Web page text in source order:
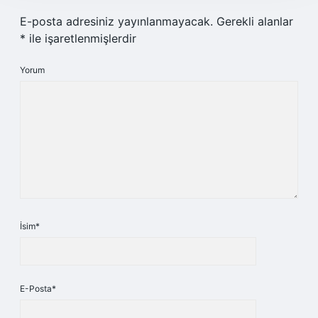
E-posta adresiniz yayınlanmayacak. Gerekli alanlar
* ile işaretlenmişlerdir
Yorum
İsim*
E-Posta*